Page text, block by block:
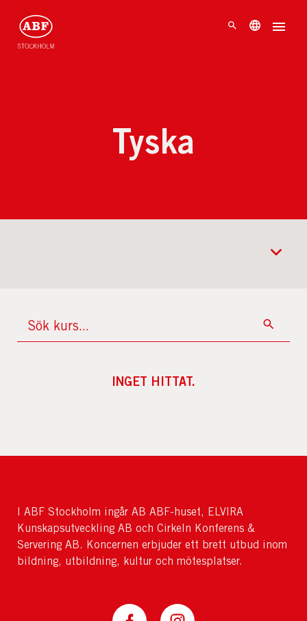
Tyska
INGET HITTAT.
I ABF Stockholm ingår AB ABF-huset, ELVIRA
Kunskapsutveckling AB och Cirkeln Konferens &
Servering AB. Koncernen erbjuder ett brett utbud inom
bildning, utbildning, kultur och mötesplatser.